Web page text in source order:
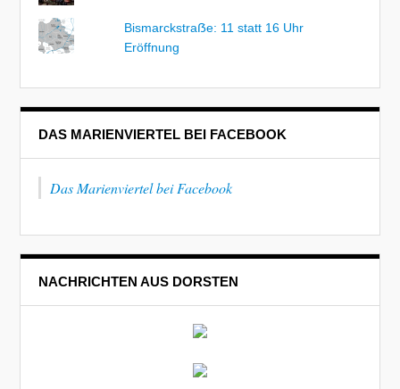
Bismarckstraẞe: 11 statt 16 Uhr
Eröffnung
DAS MARIENVIERTEL BEI FACEBOOK
Das Marienviertel bei Facebook
NACHRICHTEN AUS DORSTEN